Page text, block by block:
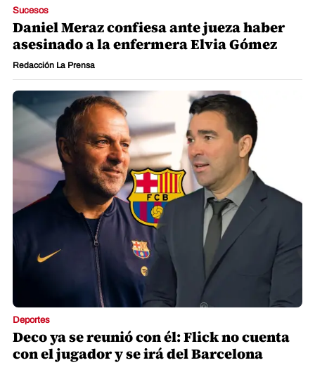
Sucesos
Daniel Meraz confiesa ante jueza haber
asesinado a la enfermera Elvia Gómez
Redacción La Prensa
Deportes
Deco ya se reunió con él: Flick no cuenta
con el jugador y se irá del Barcelona